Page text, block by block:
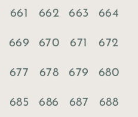
661 662 663 664
669 670 671 672
677 678 679 680
685 686 687 688